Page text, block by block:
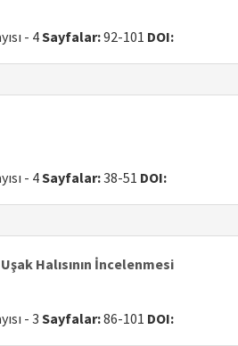
- 4Sayfalar:92-101 DOI:
- 4Sayfalar:38-51 DOI:
Halısının İncelenmesi
- 3 Sayfalar:86-101 DOI: